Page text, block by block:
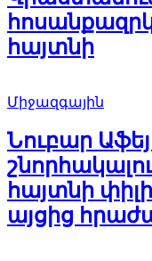
հայտնի
Միջազգային
Նուբար
հայտնի
այցից